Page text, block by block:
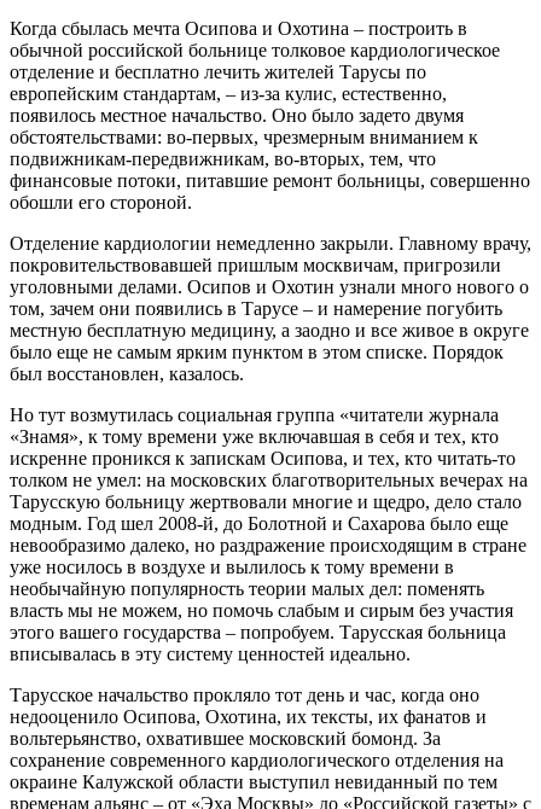
Когда сбылась мечта Осипова и Охотина – построить в
обычной российской больнице толковое кардиологическое
отделение и бесплатно лечить жителей Тарусы по
европейским стандартам, – из-за кулис, естественно,
появилось местное начальство. Оно было задето двумя
обстоятельствами: во-первых, чрезмерным вниманием к
подвижникам-передвижникам, во-вторых, тем, что
финансовые потоки, питавшие ремонт больницы, совершенно
обошли его стороной.
Отделение кардиологии немедленно закрыли. Главному врачу,
покровительствовавшей пришлым москвичам, пригрозили
уголовными делами. Осипов и Охотин узнали много нового о
том, зачем они появились в Тарусе – и намерение погубить
местную бесплатную медицину, а заодно и все живое в округе
было еще не самым ярким пунктом в этом списке. Порядок
был восстановлен, казалось.
Но тут возмутилась социальная группа «читатели журнала
«Знамя», к тому времени уже включавшая в себя и тех, кто
искренне проникся к запискам Осипова, и тех, кто читать-то
толком не умел: на московских благотворительных вечерах на
Тарусскую больницу жертвовали многие и щедро, дело стало
модным. Год шел 2008-й, до Болотной и Сахарова было еще
невообразимо далеко, но раздражение происходящим в стране
уже носилось в воздухе и вылилось к тому времени в
необычайную популярность теории малых дел: поменять
власть мы не можем, но помочь слабым и сирым без участия
этого вашего государства – попробуем. Тарусская больница
вписывалась в эту систему ценностей идеально.
Тарусское начальство прокляло тот день и час, когда оно
недооценило Осипова, Охотина, их тексты, их фанатов и
вольтерьянство, охватившее московский бомонд. За
сохранение современного кардиологического отделения на
окраине Калужской области выступил невиданный по тем
временам альянс – от «Эха Москвы» до «Российской газеты» с